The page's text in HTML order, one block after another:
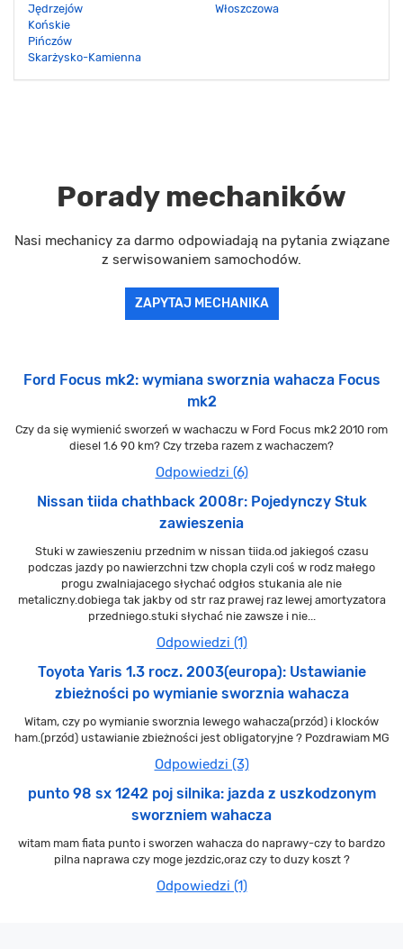
Jędrzejów
Końskie
Pińczów
Skarżysko-Kamienna
Włoszczowa
Porady mechaników
Nasi mechanicy za darmo odpowiadają na pytania związane
z serwisowaniem samochodów.
ZAPYTAJ MECHANIKA
Ford Focus mk2: wymiana sworznia wahacza Focus
mk2
Czy da się wymienić sworzeń w wachaczu w Ford Focus mk2 2010 rom
diesel 1.6 90 km? Czy trzeba razem z wachaczem?
Odpowiedzi (6)
Nissan tiida chathback 2008r: Pojedynczy Stuk
zawieszenia
Stuki w zawieszeniu przednim w nissan tiida.od jakiegoś czasu
podczas jazdy po nawierzchni tzw chopla czyli coś w rodz małego
progu zwalniajacego słychać odgłos stukania ale nie
metaliczny.dobiega tak jakby od str raz prawej raz lewej amortyzatora
przedniego.stuki słychać nie zawsze i nie...
Odpowiedzi (1)
Toyota Yaris 1.3 rocz. 2003(europa): Ustawianie
zbieżności po wymianie sworznia wahacza
Witam, czy po wymianie sworznia lewego wahacza(przód) i klocków
ham.(przód) ustawianie zbieżności jest obligatoryjne ? Pozdrawiam MG
Odpowiedzi (3)
punto 98 sx 1242 poj silnika: jazda z uszkodzonym
sworzniem wahacza
witam mam fiata punto i sworzen wahacza do naprawy-czy to bardzo
pilna naprawa czy moge jezdzic,oraz czy to duzy koszt ?
Odpowiedzi (1)